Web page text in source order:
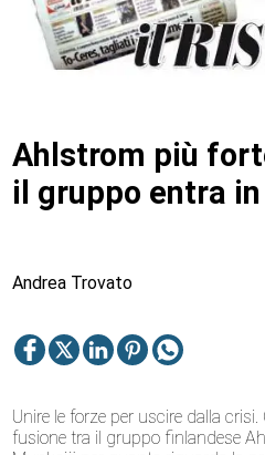
Ahlstrom più
il gruppo entra
Andrea Trovato
Unire le forze per uscire dalla crisi.
fusione tra il gruppo finlandese